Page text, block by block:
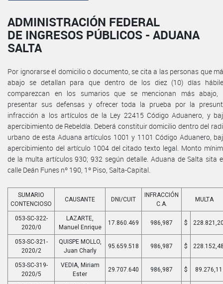
ADMINISTRACIÓN FEDERAL
DE INGRESOS PÚBLICOS - ADUANA
SALTA
Por ignorarse el domicilio o documento, se cita a las personas que
abajo se detallan para que dentro de los diez (10) días
comparezcan en los sumarios que se mencionan más abajo,
presentar sus defensas y ofrecer toda la prueba por la
infracción a los artículos de la Ley 22415 Código Aduanero, y
apercibimiento de Rebeldía. Deberá constituir domicilio dentro del
urbano de esta Aduana artículos 1001 y 1101 Código Aduanero,
apercibimiento del artículo 1004 del citado texto legal. Monto
de la multa artículos 930; 932 según detalle. Aduana de Salta sita
calle Deán Funes nº 190, 1º Piso, Salta-Capital.
SUMARIO
CONTENCIOSO
CAUSANTE DNI/CUIT
INFRACCIÓN
C.A.
MULTA
053-SC-322-
2020/0
LAZARTE,
Manuel Enrique
17.860.469 986,987 $
053-SC-321-
2020/2
QUISPE MOLLO,
Juan Charly
95.659.518 986,987 $
053-SC-319-
2020/5
VEDIA, Miriam
Ester
29.707.640 986,987 $ 89.276,11